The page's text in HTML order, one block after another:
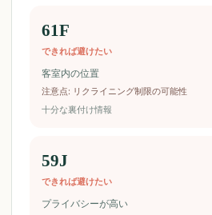
61F
できれば避けたい
客室内の位置
注意点: リクライニング制限の可能性
十分な裏付け情報
59J
できれば避けたい
プライバシーが高い